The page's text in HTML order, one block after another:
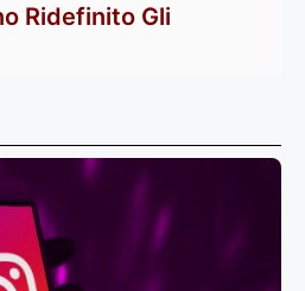
Ridefinito Gli